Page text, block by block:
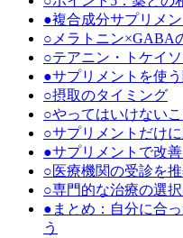
●複合成分サプリメ
○ メラトニン×GABA
○テアニン・トケイ
●サプリメントを使
○摂取のタイミング
○やってはいけないこ
○サプリメントだけ
●サプリメントで改
○医療機関の受診を
○専門的な治療の選
● まとめ：自分に合
う